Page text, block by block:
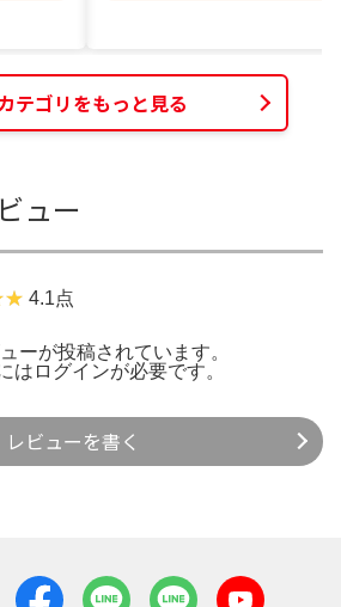
テゴリをもっと見る
ュー
4.1点
ーが投稿されています。
は ログインが必要です。
レビューを書く